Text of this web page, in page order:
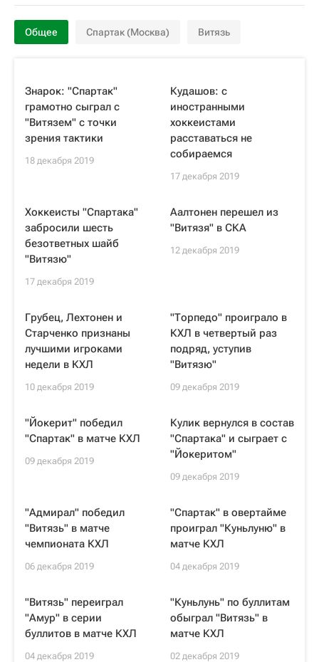
Общее Спартак (Москва) Витязь
Знарок: "Спартак"
грамотно сыграл с
"Витязем" с точки
зрения тактики
18 декабря 2019
Кудашов: с
иностранными
хоккеистами
расставаться не
собираемся
17 декабря 2019
Хоккеисты "Спартака"
забросили шесть
безответных шайб
"Витязю"
17 декабря 2019
Аалтонен перешел из
"Витязя" в СКА
12 декабря 2019
Грубец, Лехтонен и
Старченко признаны
лучшими игроками
недели в КХЛ
10 декабря 2019
"Торпедо" проиграло в
КХЛ в четвертый раз
подряд, уступив
"Витязю"
09 декабря 2019
"Йокерит" победил
"Спартак" в матче КХЛ
09 декабря 2019
Кулик вернулся в состав
"Спартака" и сыграет с
"Йокеритом"
09 декабря 2019
"Адмирал" победил
"Витязь" в матче
чемпионата КХЛ
06 декабря 2019
"Спартак" в овертайме
проиграл "Куньлуню" в
матче КХЛ
04 декабря 2019
"Витязь" переиграл
"Амур" в серии
буллитов в матче КХЛ
04 декабря 2019
"Куньлунь" по буллитам
обыграл "Витязь" в
матче КХЛ
02 декабря 2019